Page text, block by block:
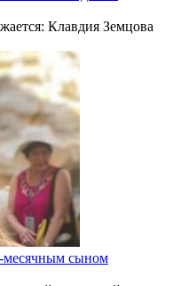
Клавдия Земцова
месячным сыном